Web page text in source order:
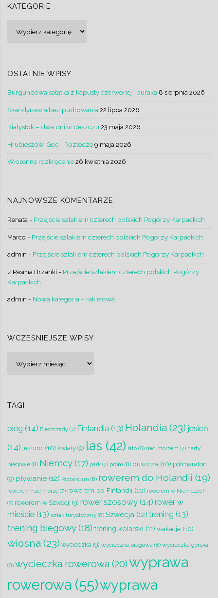
KATEGORIE
OSTATNIE WPISY
Burgundowa sałatka z kapusty czerwonej i buraka 8 sierpnia 2026
Skandynawia bez pudrowania 22 lipca 2026
Białystok – dwa dni w deszczu 23 maja 2026
Hrubieszów, Goci i Roztocze 9 maja 2026
Wiosenne rozkręcenie 26 kwietnia 2026
NAJNOWSZE KOMENTARZE
Renata- Przejście szlakiem czterech polskich Pogórzy Karpackich
Marco - Przejście szlakiem czterech polskich Pogórzy Karpackich
admin - Przejście szlakiem czterech polskich Pogórzy Karpackich
z Pasma Brzanki - Przejście szlakiem czterech polskich Pogórzy
Karpackich
admin - Nowa kategoria – rakietowa
WCZEŚNIEJSZE WPISY
wpisy
TAGI
bieg (14) Bieszczady(7) Finlandia(13) Holandia(23) jesień
(14) jezioro (10) kwiaty(9) las (42) lato(8) nad morzem (7) narty
biegowe(8) Niemcy(17) park(7) prom (8) puszcza(10) półmaraton
(9) pływanie(12) Rotterdam (8) rowerem do Holandii (19)
rowerem nad morze(7) rowerem po Finlandii (10) rowerem w Niemczech
(7) rowerem w Szwecji (9) rower szosowy(14) rower w
mieście(13) szlak turystyczny(8) Szwecja(12) trening (13)
trening biegowy(18) trening kolarski (11) wakacje(10)
wiosna(23) wycieczka(9) wycieczka biegowa(8) wycieczka górska
(8) wycieczka rowerowa (20)wyprawa
rowerowa (55)wyprawa